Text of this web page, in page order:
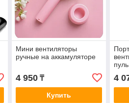
Мини вентиляторы
ручные на аккамуляторе
4 950₸
Купить
4